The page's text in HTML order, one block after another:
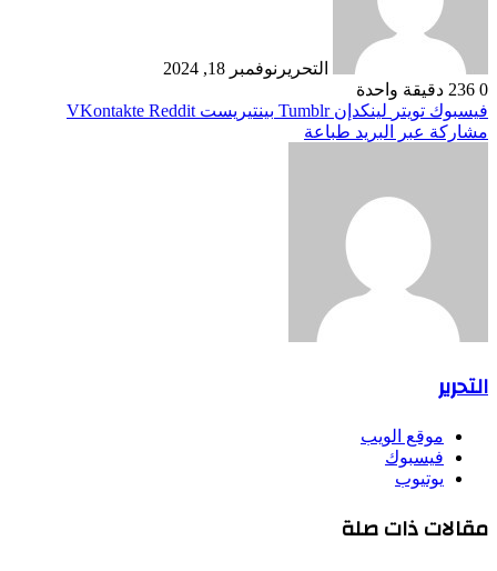
التحرير نوفمبر 18, 2024
0
دقيقة واحدة
فيسبوك تويتر لينكدإن بينتيريست
مشاركة عبر البريد طباعة
التحرير
موقع الويب
فيسبوك
يوتيوب
مقالات ذات صلة